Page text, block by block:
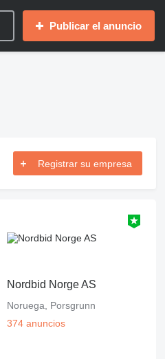
Publicar el anuncio
Registrar su empresa
Nordbid Norge AS
Noruega, Porsgrunn
374 anuncios